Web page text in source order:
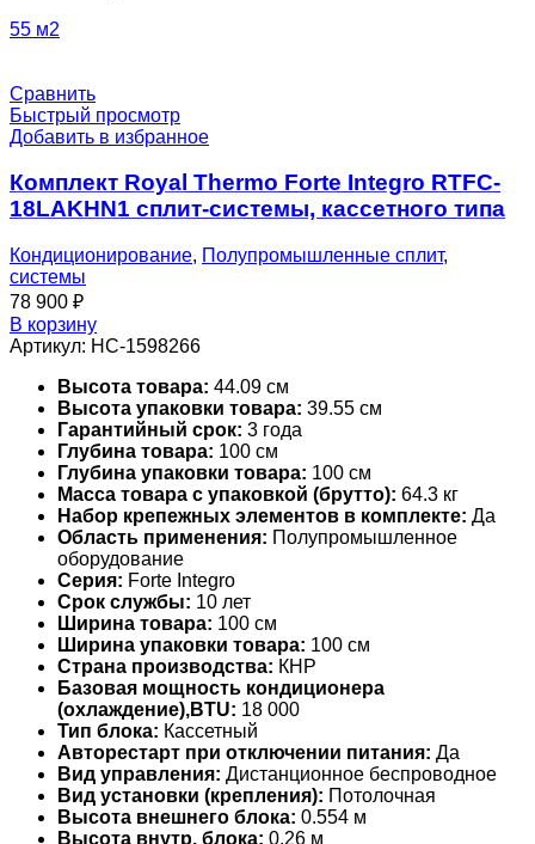
55 м2
Сравнить
Быстрый просмотр
Добавить в избранное
Комплект Royal Thermo Forte Integro RTFC-
18LAKHN1 сплит-системы, кассетного типа
Кондиционирование, Полупромышленные сплит,
системы
78 900 ₽
В корзину
Артикул: НС-1598266
Высота товара: 44.09 см
Высота упаковки товара: 39.55 см
Гарантийный срок: 3 года
Глубина товара: 100 см
Глубина упаковки товара: 100 см
Масса товара с упаковкой (брутто): 64.3 кг
Набор крепежных элементов в комплекте: Да
Область применения: Полупромышленное
оборудование
Серия: Forte Integro
Срок службы: 10 лет
Ширина товара: 100 см
Ширина упаковки товара: 100 см
Страна производства: КНР
Базовая мощность кондиционера
(охлаждение),BTU: 18 000
Тип блока: Кассетный
Авторестарт при отключении питания: Да
Вид управления: Дистанционное беспроводное
Вид установки (крепления): Потолочная
Высота внешнего блока: 0.554 м
Высота внутр. блока: 0.26 м